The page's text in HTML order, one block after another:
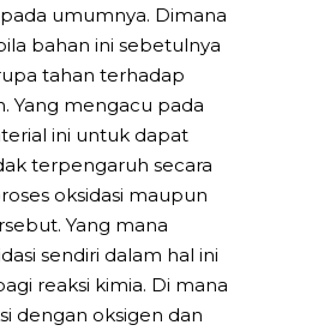
umumnya. Dimana
bahan ini sebetulnya
tahan terhadap
Yang mengacu pada
ini untuk dapat
terpengaruh secara
oksidasi maupun
Yang mana
sendiri dalam hal ini
reaksi kimia. Di mana
dengan oksigen dan